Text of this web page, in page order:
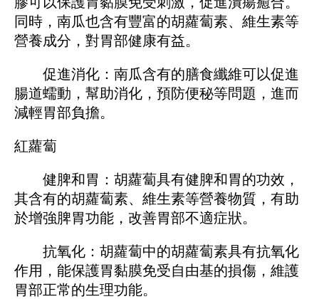
同時，南瓜也含有豐富的胡蘿蔔素、維生素等
營養成分，對胃部健康有益。
促進消化：南瓜含有的膳食纖維可以促進
腸道蠕動，幫助消化，預防便秘等問題，進而
減輕胃部負擔。
紅蘿蔔
健脾和胃：胡蘿蔔具有健脾和胃的功效，
其含有的胡蘿蔔素、維生素等營養物質，有助
於增強脾胃功能，改善胃部不適症狀。
抗氧化：胡蘿蔔中的胡蘿蔔素具有抗氧化
作用，能保護胃黏膜免受自由基的損傷，維護
胃部正常的生理功能。